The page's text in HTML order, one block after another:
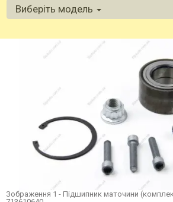
Виберіть модель
Зображення 1 - Підшипник маточини